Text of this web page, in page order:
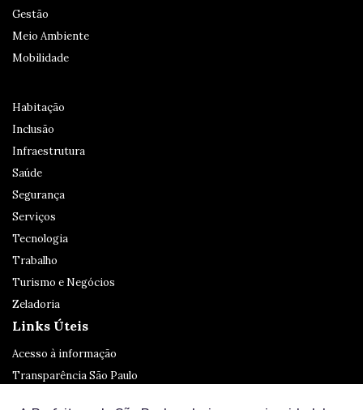
Gestão
Meio Ambiente
Mobilidade
Habitação
Inclusão
Infraestrutura
Saúde
Segurança
Serviços
Tecnologia
Trabalho
Turismo e Negócios
Zeladoria
Links Úteis
Acesso à informação
Transparência São Paulo